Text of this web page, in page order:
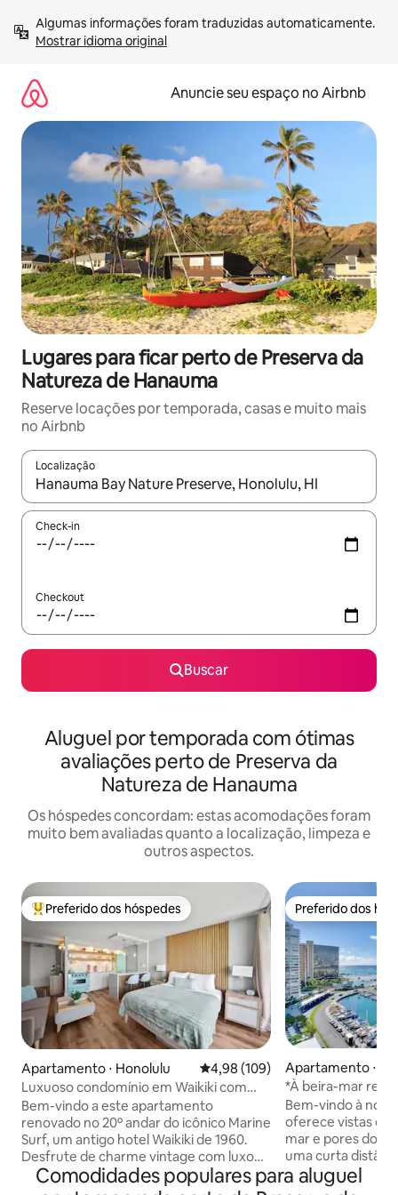
para
Mostrar idioma original
Anuncie seu espaço no Airbnb
Lugares para ficar perto de Preserva da
Natureza de Hanauma
Reserve locações por temporada, casas e muito mais
no Airbnb
Localização
Quando os resultados estiverem disponíveis, explore-os
Check-in
Checkout
Buscar
Aluguel por temporada com ótimas
avaliações perto de Preserva da
Natureza de Hanauma
Os hóspedes concordam: estas acomodações foram
muito bem avaliadas quanto a localização, limpeza e
outros aspectos.
Entre os melhores preferidos dos hóspedes
Preferido dos hóspedes
Apartamento ⋅ Honolulu 4,98 de uma avaliação média de
4,98 (109)
Luxuoso condomínio em Waikiki com
charme retrô e estacionamento
GRATUITO
Bem-vindo a este apartamento
renovado no 20º andar do icônico Marine
Surf, um antigo hotel Waikiki de 1960.
Desfrute de charme vintage com luxo
moderno, incluindo uma vista parcial do
mar, estacionamento subterrâneo
Preferido dos
Preferido dos
Apartamento ⋅
*À beira-mar
Ilikai Marina
Bem-vindo à
oferece vistas
mar e pores do
uma curta
você está
diversão em
Comodidades populares para aluguel